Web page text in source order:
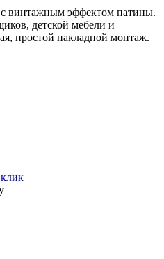
винтажным эффектом патины.
детской мебели и
простой накладной монтаж.